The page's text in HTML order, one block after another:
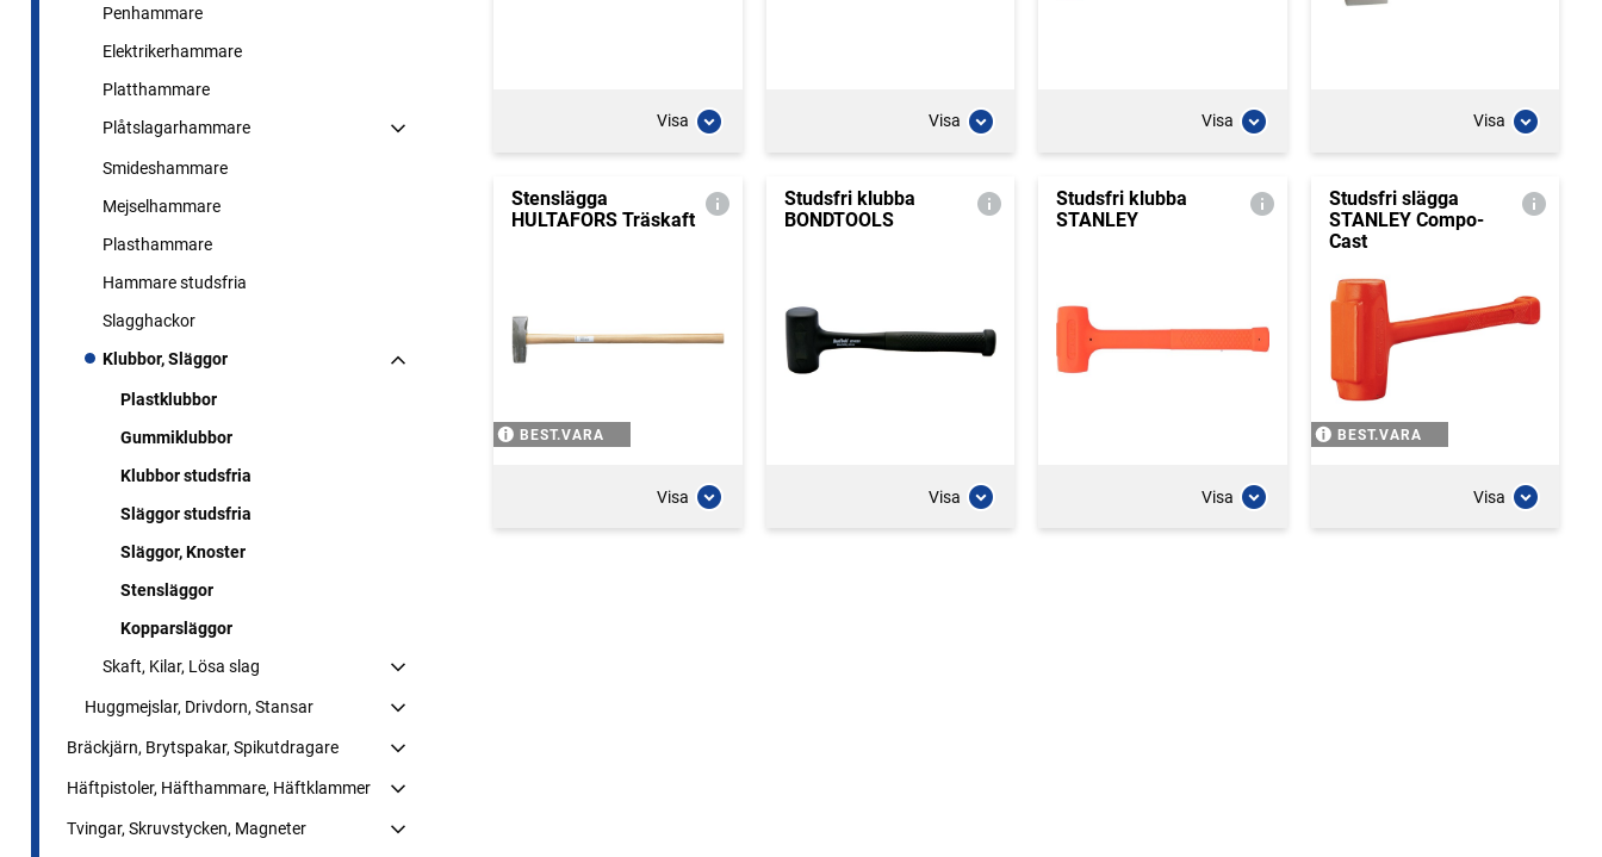
Penhammare
Elektrikerhammare
Platthammare
Plåtslagarhammare
Smideshammare
Mejselhammare
Plasthammare
Hammare studsfria
Slagghackor
Klubbor, Släggor
Plastklubbor
Gummiklubbor
Klubbor studsfria
Släggor studsfria
Släggor, Knoster
Stensläggor
Kopparsläggor
Skaft, Kilar, Lösa slag
Huggmejslar, Drivdorn, Stansar
Bräckjärn, Brytspakar, Spikutdragare
Häftpistoler, Häfthammare, Häftklammer
Tvingar, Skruvstycken, Magneter
Visa Visa Visa Visa
Stenslägga
HULTAFORS Träskaft
BEST.VARA
Visa
Studsfri klubba
BONDTOOLS
Visa
Studsfri klubba
STANLEY
Visa
Studsfri slägga
STANLEY Compo-
Cast
BEST.VARA
Visa